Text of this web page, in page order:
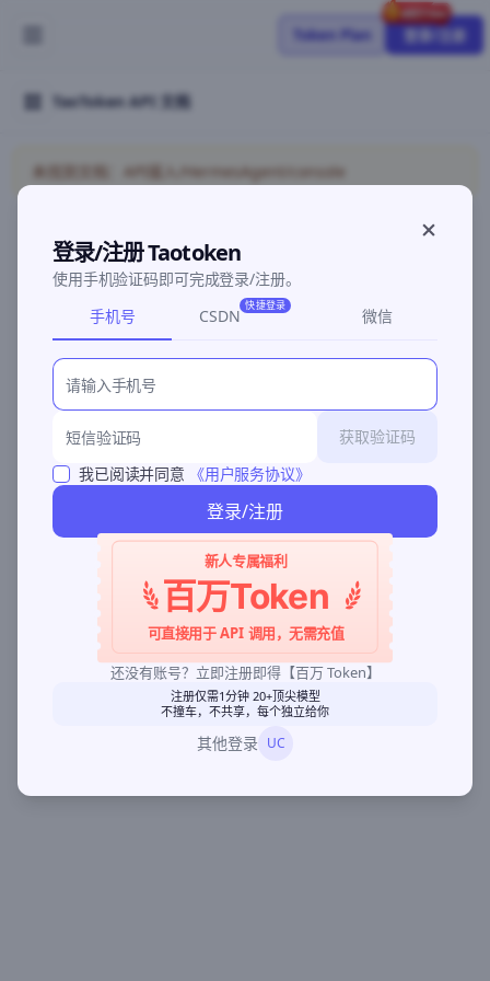
Token Plan 登录/注册
TaoToken API 文档
未找到文档：API接入/HermesAgent/console
©2026 深圳灵明智码科技有限公司粤ICP备2026096960号-3
登录/注册 Taotoken
使用手机验证码即可完成登录/注册。
手机号
CSDN
快捷登录
微信
获取验证码
我已阅读并同意
《用户服务协议》
登录/注册
新人专属福利
百万Token
可直接用于 API 调用，无需充值
还没有账号？立即注册即得【百万 Token】
注册仅需1分钟 20+顶尖模型
不撞车，不共享，每个独立给你
其他登录 UC